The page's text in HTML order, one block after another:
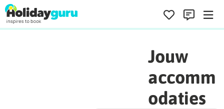
Jouw
accomm
odaties